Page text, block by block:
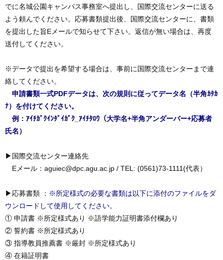
でに名城公園キャンパス事務室へ提出し、国際交流センターに送る
よう頼んでください。応募書類提出後、国際交流センターに、書類
を提出した旨Eメールで知らせて下さい。返信が無い場合は、再度
送付してください。
※データで提出を希望する場合は、事前に国際交流センターまで連
絡してください。
申請書類一式PDFデータは、次の規則に従ってデータ名（半角ｶﾀｶ
ﾅ）を付けてください。
例：ｱｲﾁｶﾞｸｲﾝﾀﾞｲｶﾞｸ_ｱｲﾁﾀﾛｳ（大学名+半角アンダーバー+応募者
氏名）
▶国際交流センター連絡先
Eメール：aguiec@dpc.agu.ac.jp / TEL: (0561)73-1111(代表）
▶応募書類 ： ※所定様式の必要な書類は以下に添付のファイルをダ
ウンロードして使用してください。
① 申請書 ※所定様式あり ※語学能力証明書添付欄あり
② 誓約書 ※所定様式あり
③ 指導教員推薦書 ※厳封 ※所定様式あり
④ 在籍証明書